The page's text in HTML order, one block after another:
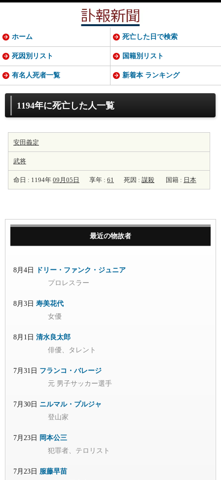
1194年に死亡した人一覧
安田義定
武将
命日 : 1194年 09月05日 享年 : 61 死因 : 謀殺 国籍 : 日本
ホーム 死亡した日で検索
死因別リスト 国籍別リスト
有名人死者一覧 新着本 ランキング
最近の物故者
8月4日
ドリー・ファンク・ジュニア
プロレスラー
8月3日 寿美花代
女優
8月1日 清水良太郎
俳優、タレント
7月31日 フランコ・バレージ
元 男子サッカー選手
7月30日 ニルマル・プルジャ
登山家
7月23日 岡本公三
犯罪者、テロリスト
7月23日 服藤早苗